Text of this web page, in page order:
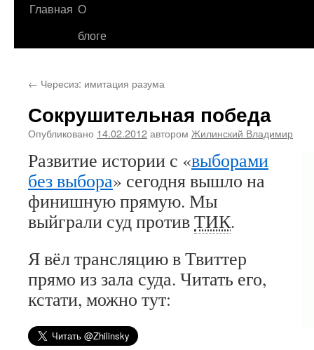
Перейти
Главная О
блоге
← Чересиз: имитация разума
Сокрушительная победа
Опубликовано 14.02.2012автором Жилинский Владимир
Развитие истории с «выборами
без выбора» сегодня вышло на
финишную прямую. Мы
выйграли суд противТИК.
Я вёл трансляцию в Твиттер
прямо из зала суда. Читать его,
кстати, можно тут: